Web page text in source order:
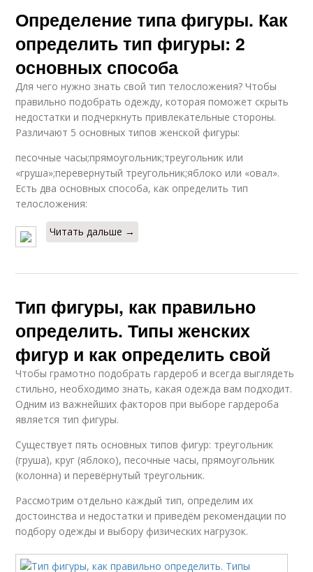
Определение типа фигуры. Как
определить тип фигуры: 2
основных способа
Для чего нужно знать свой тип телосложения? Чтобы
правильно подобрать одежду, которая поможет скрыть
недостатки и подчеркнуть привлекательные стороны.
Различают 5 основных типов женской фигуры:
песочные часы;прямоугольник;треугольник или
«груша»;перевернутый треугольник;яблоко или «овал».
Есть два основных способа, как определить тип
телосложения:
Читать дальше →
Тип фигуры, как правильно
определить. Типы женских
фигур и как определить свой
Чтобы грамотно подобрать гардероб и всегда выглядеть
стильно, необходимо знать, какая одежда вам подходит.
Одним из важнейших факторов при выборе гардероба
является тип фигуры.
Существует пять основных типов фигур: треугольник
(груша), круг (яблоко), песочные часы, прямоугольник
(колонна) и перевёрнутый треугольник.
Рассмотрим отдельно каждый тип, определим их
достоинства и недостатки и приведём рекомендации по
подбору одежды и выбору физических нагрузок.